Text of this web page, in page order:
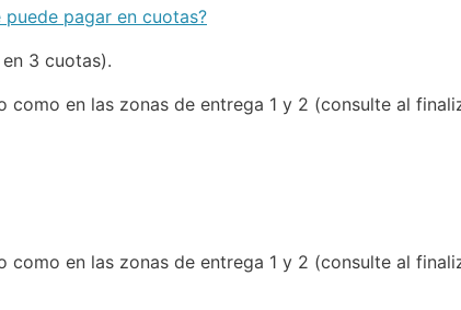
pagar en cuotas?
3 cuotas).
en las zonas de entrega 1 y 2 (consulte al
en las zonas de entrega 1 y 2 (consulte al